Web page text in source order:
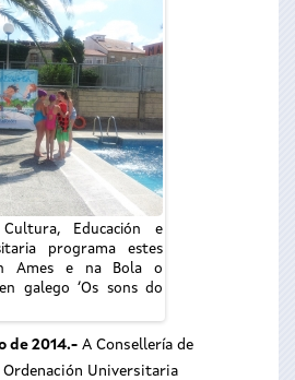
Educación e
programa estes
Ames e na Bola o
galego ‘Os sons do
de 2014.- A Consellería de
Universitaria